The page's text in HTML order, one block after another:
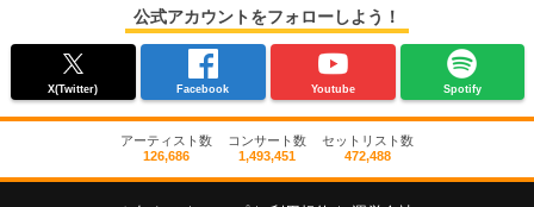
公式アカウントをフォローしよう！
X(Twitter) Facebook Youtube Spotify
アーティスト数
126,686
コンサート数
1,493,451
セットリスト数
472,488